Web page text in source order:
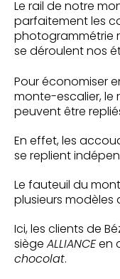
Le rail de notre
parfaitement les
photogrammétrie
se déroulent nos
Pour économiser
monte-escalier, le
peuvent être
En effet, les
se replient
Le fauteuil du
plusieurs modèles
Ici, les clients de
siège ALLIANCEen
chocolat.